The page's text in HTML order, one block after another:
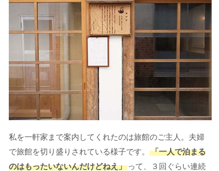
私を一軒家まで案内してくれたのは旅館のご主人。夫婦
で旅館を切り盛りされている様子です。
「一人で泊まる
のはもったいないんだけどねえ」 って、３回ぐらい連続